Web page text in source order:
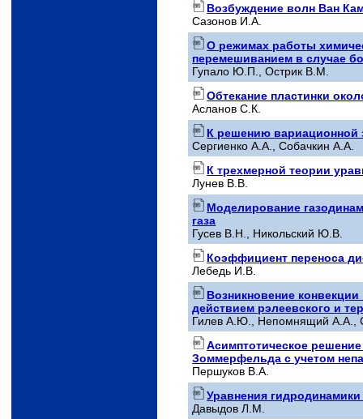
Возбуждение волн Ван
Сазонов И.А.
О режимах работы
перемешиванием в случае
Гупало Ю.П., Острик В.М.
Обтекание пластинки
Асланов С.К.
К решению вариационной
Сергиенко А.А., Собачкин А.А.
К трехмерной теории
Лунев В.В.
Моделирование
газа
Гусев В.Н., Никольский Ю.В.
Коэффициент переноса
Лебедь И.В.
Возникновение
действием рэлеевского и
Гилев А.Ю., Непомнящий А.А.,
Асимптотическое
Зоммерфельда с учетом
Першуков В.А.
Уравнения
Давыдов Л.М.